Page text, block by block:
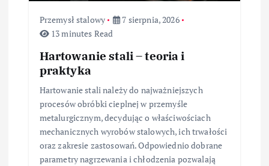
Przemysł stalowy
7 sierpnia, 2026
13 minutes Read
Hartowanie stali – teoria i
praktyka
Hartowanie stali należy do najważniejszych
procesów obróbki cieplnej w przemyśle
metalurgicznym, decydując o właściwościach
mechanicznych wyrobów stalowych, ich trwałości
oraz zakresie zastosowań. Odpowiednio dobrane
parametry nagrzewania i chłodzenia pozwalają